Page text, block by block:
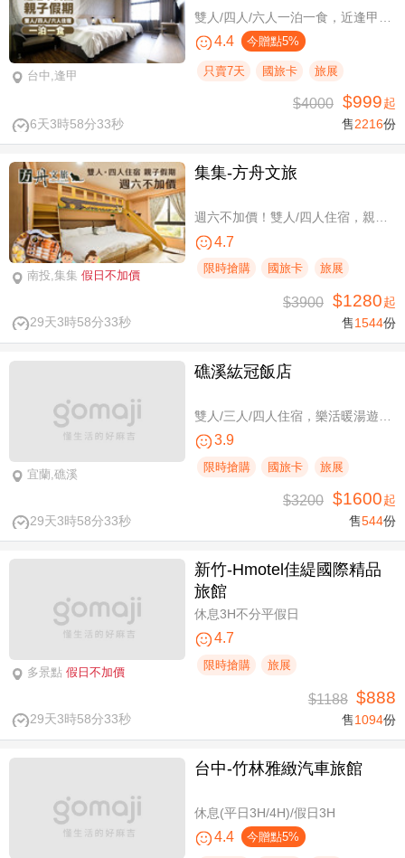
台中,逢甲
4.4 今贈點5%
只賣7天 國旅卡 旅展
6天3時58分32秒
$4000 $999起
售2216份
南投,集集 假日不加價
集集-方舟文旅
週六不加價！雙人/四人住宿，親子假期
4.7
限時搶購 國旅卡 旅展
29天3時58分32秒
$3900 $1280起
售1544份
宜蘭,礁溪
礁溪紘冠飯店
3.9
限時搶購 國旅卡 旅展
29天3時58分32秒
$3200 $1600起
售544份
多景點 假日不加價
新竹-Hmotel佳緹國際精品
旅館
休息3H不分平假日
4.7
限時搶購 旅展
29天3時58分32秒
$1188 $888
售1094份
台中-竹林雅緻汽車旅館
休息(平日3H/4H)/假日3H
4.4 今贈點5%